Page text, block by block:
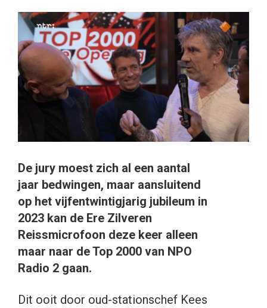
De jury moest zich al een aantal
jaar bedwingen, maar aansluitend
op het vijfentwintigjarig jubileum in
2023 kan de Ere Zilveren
Reissmicrofoon deze keer alleen
maar naar de Top 2000 van NPO
Radio 2 gaan.
Dit ooit door oud-stationschef Kees